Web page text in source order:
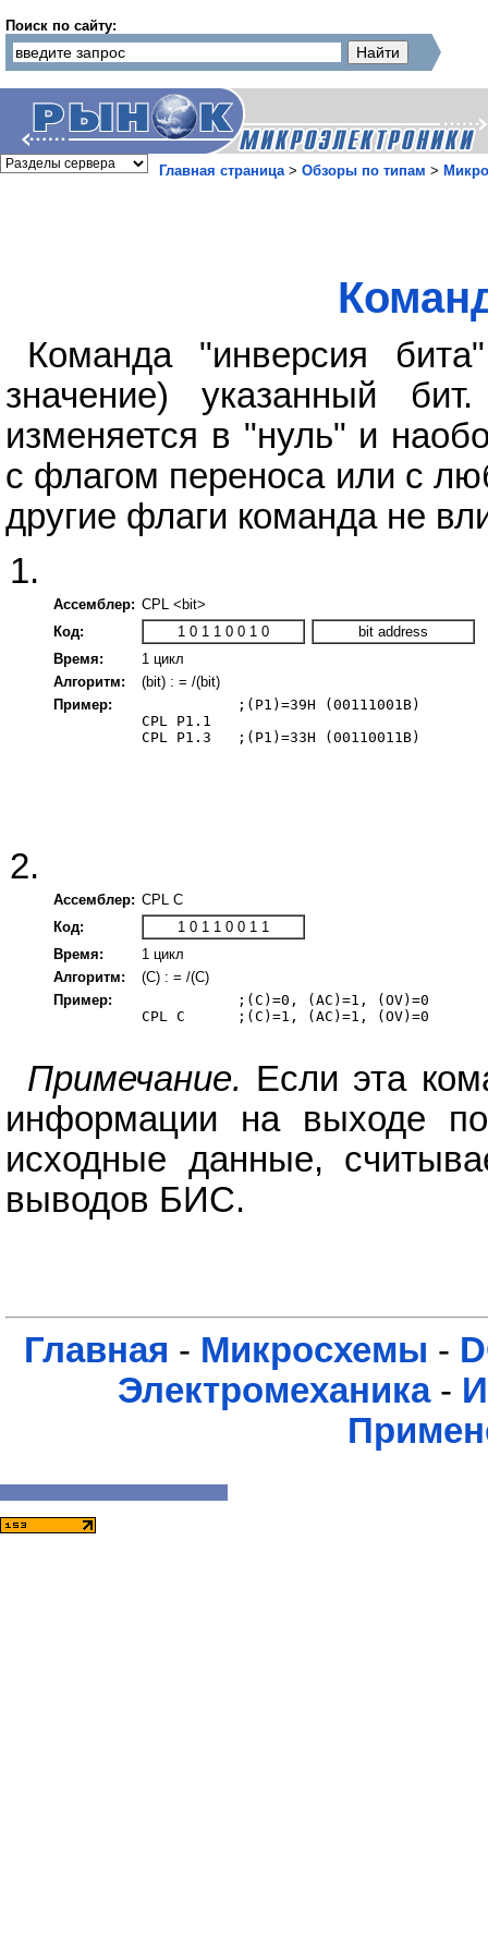
Поиск по сайту:
Главная страница> Обзоры по типам >
Команда "инверсия
значение) указанный
изменяется в "нуль" и
с флагом переноса или с
другие флаги команда не
Ассемблер: CPL <bit>
Код:
1 0 1 1 0 0 1 0
bit address
Время:
1 цикл
Алгоритм:
(bit) : = /(bit)
Пример:
           ;(P1)=39H (00111001B)
CPL P1.1
CPL P1.3   ;(P1)=33H (00110011B)
Ассемблер: CPL C
Код:
1 0 1 1 0 0 1 1
Время:
1 цикл
Алгоритм:
(C) : = /(C)
Пример:
           ;(C)=0, (AC)=1, (OV)=0
CPL C      ;(C)=1, (AC)=1, (OV)=0
Примечание. Если эта
информации на выходе
исходные данные,
выводов БИС.
Главная - Микросхемы -
Электромеханика-